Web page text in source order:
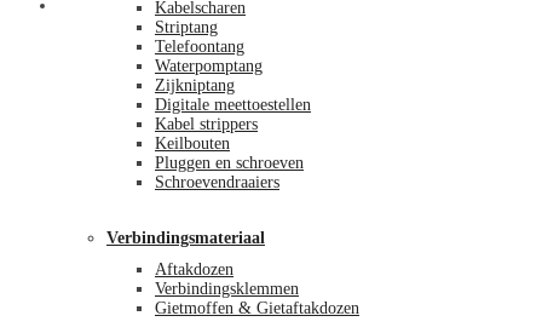
Kabelscharen
Striptang
Telefoontang
Waterpomptang
Zijkniptang
Digitale meettoestellen
Kabel strippers
Keilbouten
Pluggen en schroeven
Schroevendraaiers
Verbindingsmateriaal
Aftakdozen
Verbindingsklemmen
Gietmoffen & Gietaftakdozen